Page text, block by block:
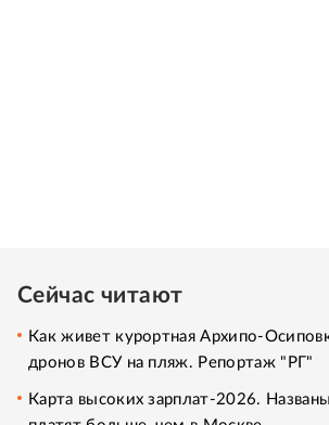
Сейчас читают
Как живет курортная Архипо-
дронов ВСУ на пляж. Репортаж "РГ"
Карта высоких зарплат-2026.